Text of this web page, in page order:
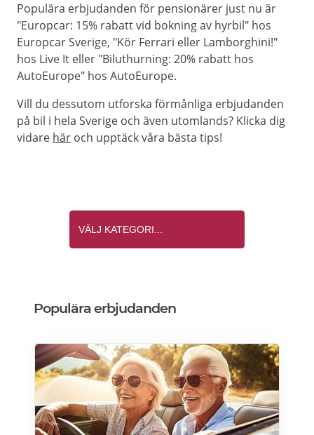
Populära erbjudanden för pensionärer just nu är
"Europcar: 15% rabatt vid bokning av hyrbil" hos
Europcar Sverige, "Kör Ferrari eller Lamborghini!"
hos Live It eller "Biluthurning: 20% rabatt hos
AutoEurope" hos AutoEurope.
Vill du dessutom utforska förmånliga erbjudanden
på bil i hela Sverige och även utomlands? Klicka dig
vidare här och upptäck våra bästa tips!
Populära erbjudanden